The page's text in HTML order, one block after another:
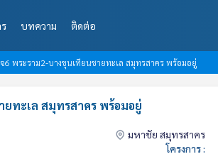
บทความ ติดต่อ
พระราม2-บางขุนเทียนชายทะเล สมุทรสาคร พร้อมอยู่
ทะเล สมุทรสาคร พร้อมอยู่
มหาชัย สมุทรสาคร
โครงการ :